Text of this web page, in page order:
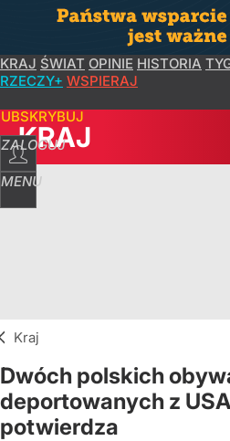
KRAJ ŚWIAT OPINIE HISTORIA
RZECZY+ WSPIERAJ
ZALOGUJ
MENU
KRAJ
Kraj
Dwóch polskich
deportowanych z
potwierdza